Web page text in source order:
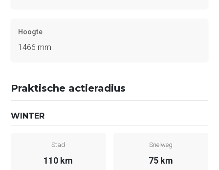
Hoogte
1466 mm
Praktische actieradius
WINTER
Stad
110 km
Snelweg
75 km